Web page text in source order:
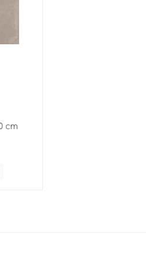
cm